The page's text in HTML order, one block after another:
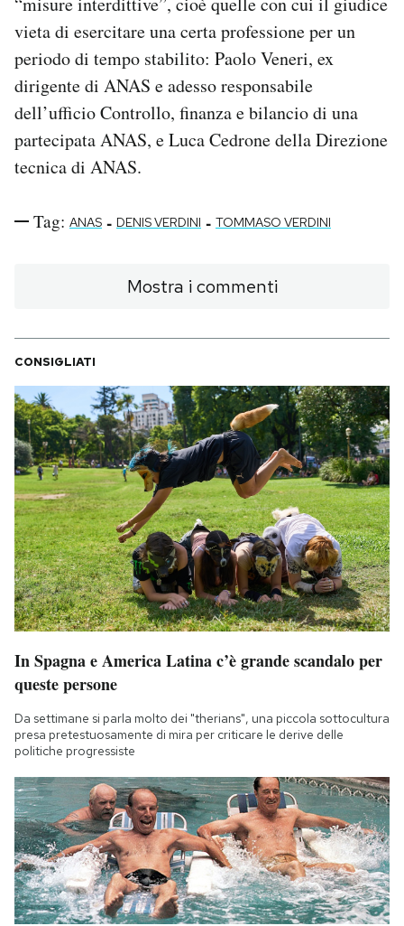
vieta di esercitare una certa professione per un
periodo di tempo stabilito: Paolo Veneri, ex
dirigente di ANAS e adesso responsabile
dell’ufficio Controllo, finanza e bilancio di una
partecipata ANAS, e Luca Cedrone della Direzione
tecnica di ANAS.
Tag: ANAS - DENIS VERDINI - TOMMASO VERDINI
Mostra i commenti
CONSIGLIATI
In Spagna e America Latina c’è grande scandalo per
queste persone
Da settimane si parla molto dei "therians", una piccola sottocultura
presa pretestuosamente di mira per criticare le derive delle
politiche progressiste